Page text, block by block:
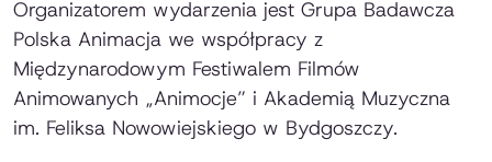
Organizatorem wydarzenia jest Grupa Badawcza
Polska Animacja we współpracy z
Międzynarodowym Festiwalem Filmów
Animowanych „Animocje” i Akademią Muzyczna
im. Feliksa Nowowiejskiego w Bydgoszczy.